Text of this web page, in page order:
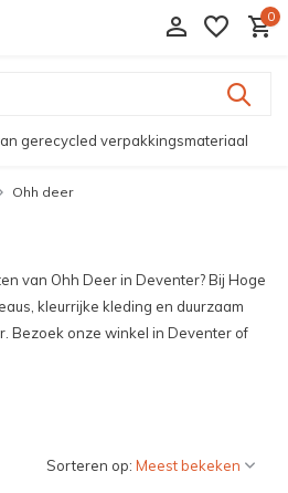
0
gerecycled verpakkingsmateriaal
Ohh deer
van Ohh Deer in Deventer? Bij Hoge
kleurrijke kleding en duurzaam
Bezoek onze winkel in Deventer of
Sorteren op: